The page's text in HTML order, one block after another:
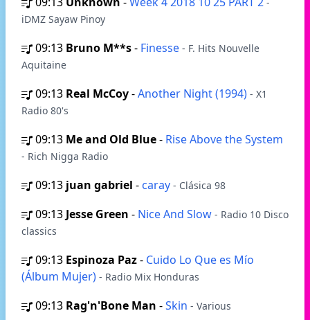
iDMZ Sayaw Pinoy
09:13 Bruno M**s- Finesse - F. Hits Nouvelle
Aquitaine
09:13 Real McCoy-Another Night (1994) - X1
Radio 80's
09:13 Me and Old Blue- Rise Above the System
- Rich Nigga Radio
09:13 juan gabriel - caray - Clásica 98
09:13 Jesse Green - Nice And Slow - Radio 10 Disco
classics
09:13 Espinoza Paz- Cuido Lo Que es Mío
(Álbum Mujer) - Radio Mix Honduras
09:13 Rag'n'Bone Man -Skin - Various